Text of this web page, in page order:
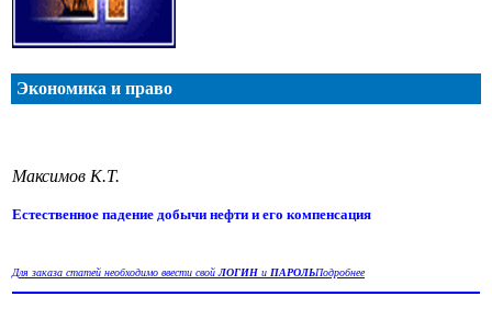
Экономика и право
Максимов К.Т.
Естественное падение добычи нефти и его компенсация
Для заказа статей необходимо ввести свойЛОГИН и ПАРОЛЬПодробнее